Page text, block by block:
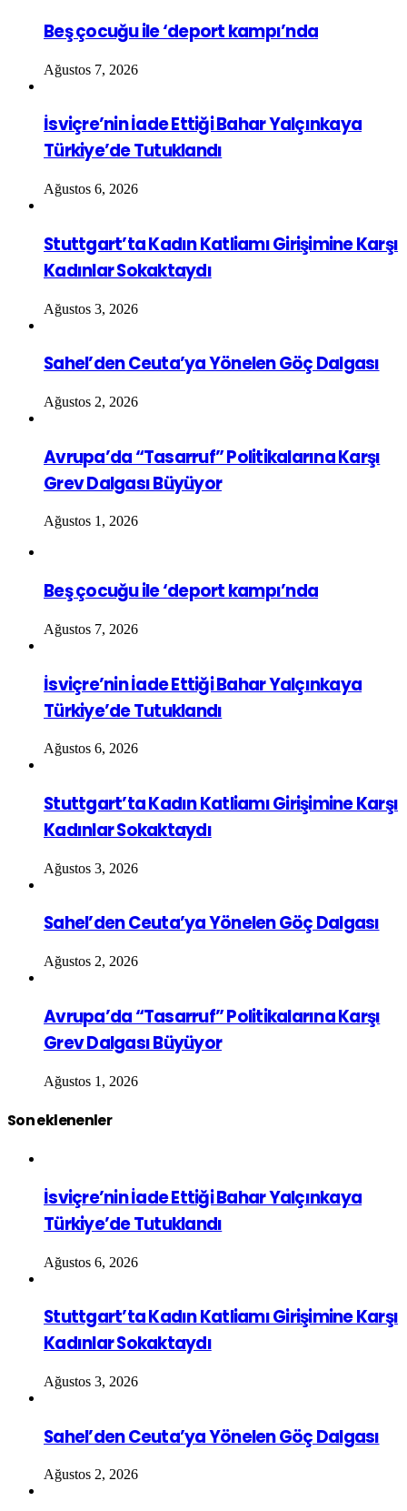
Beş çocuğu ile ‘deport kampı’nda
Ağustos 7, 2026
İsviçre’nin İade Ettiği Bahar Yalçınkaya
Türkiye’de Tutuklandı
Ağustos 6, 2026
Stuttgart’ta Kadın Katliamı Girişimine Karşı
Kadınlar Sokaktaydı
Ağustos 3, 2026
Sahel’den Ceuta’ya Yönelen Göç Dalgası
Ağustos 2, 2026
Avrupa’da “Tasarruf” Politikalarına Karşı
Grev Dalgası Büyüyor
Ağustos 1, 2026
Beş çocuğu ile ‘deport kampı’nda
Ağustos 7, 2026
İsviçre’nin İade Ettiği Bahar Yalçınkaya
Türkiye’de Tutuklandı
Ağustos 6, 2026
Stuttgart’ta Kadın Katliamı Girişimine Karşı
Kadınlar Sokaktaydı
Ağustos 3, 2026
Sahel’den Ceuta’ya Yönelen Göç Dalgası
Ağustos 2, 2026
Avrupa’da “Tasarruf” Politikalarına Karşı
Grev Dalgası Büyüyor
Ağustos 1, 2026
Son eklenenler
İsviçre’nin İade Ettiği Bahar Yalçınkaya
Türkiye’de Tutuklandı
Ağustos 6, 2026
Stuttgart’ta Kadın Katliamı Girişimine Karşı
Kadınlar Sokaktaydı
Ağustos 3, 2026
Sahel’den Ceuta’ya Yönelen Göç Dalgası
Ağustos 2, 2026